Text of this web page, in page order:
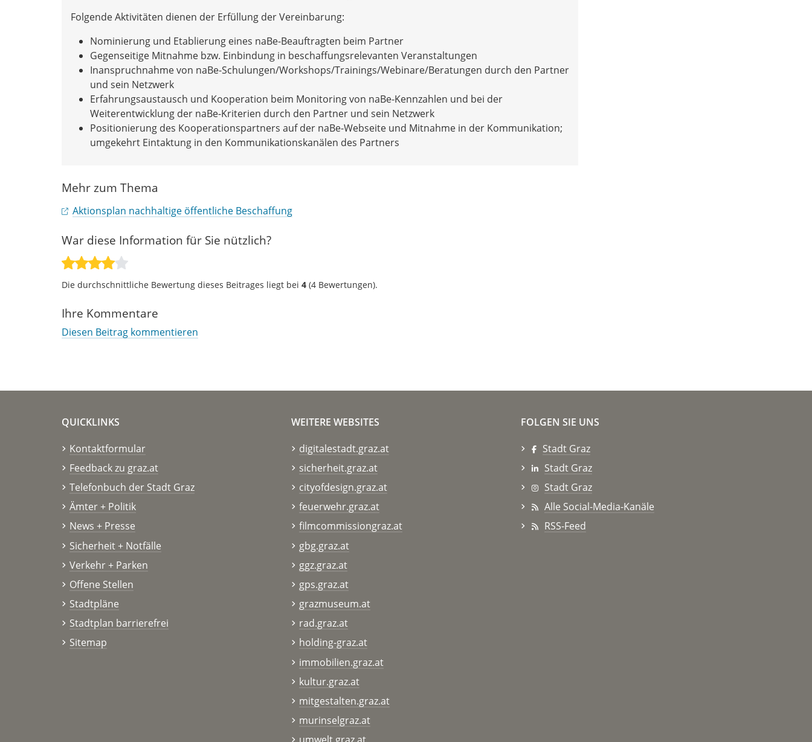
Folgende Aktivitäten dienen der Erfüllung der Vereinbarung:
Nominierung und Etablierung eines naBe-Beauftragten beim Partner
Gegenseitige Mitnahme bzw. Einbindung in beschaffungsrelevanten Veranstaltungen
Inanspruchnahme von naBe-Schulungen/Workshops/Trainings/Webinare/Beratungen durch den Partner
und sein Netzwerk
Erfahrungsaustausch und Kooperation beim Monitoring von naBe-Kennzahlen und bei der
Weiterentwicklung der naBe-Kriterien durch den Partner und sein Netzwerk
Positionierung des Kooperationspartners auf der naBe-Webseite und Mitnahme in der Kommunikation;
umgekehrt Eintaktung in den Kommunikationskanälen des Partners
Mehr zum Thema
Aktionsplan nachhaltige öffentliche Beschaffung
War diese Information für Sie nützlich?
Die durchschnittliche Bewertung dieses Beitrages liegt bei 4 (4 Bewertungen).
Ihre Kommentare
Diesen Beitrag kommentieren
QUICKLINKS
Kontaktformular
Feedback zu graz.at
Telefonbuch der Stadt Graz
Ämter + Politik
News + Presse
Sicherheit + Notfälle
Verkehr + Parken
Offene Stellen
Stadtpläne
Stadtplan barrierefrei
Sitemap
WEITERE WEBSITES
digitalestadt.graz.at
sicherheit.graz.at
cityofdesign.graz.at
feuerwehr.graz.at
filmcommissiongraz.at
gbg.graz.at
ggz.graz.at
gps.graz.at
grazmuseum.at
rad.graz.at
holding-graz.at
immobilien.graz.at
kultur.graz.at
mitgestalten.graz.at
murinselgraz.at
FOLGEN SIE UNS
Stadt Graz
Stadt Graz
Stadt Graz
Alle Social-Media-Kanäle
RSS-Feed